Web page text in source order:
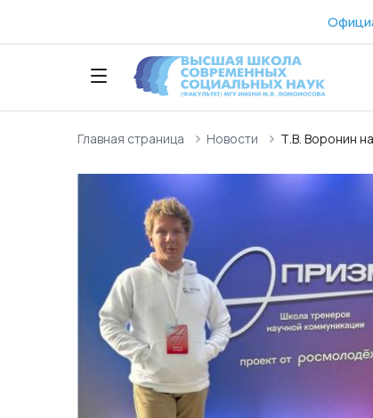
Главная страница Новости Т.В. Воронин